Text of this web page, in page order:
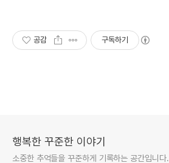
공감 구독하기
행복한 꾸준한 이야기
소중한 추억들을 꾸준하게 기록하는 공간입니다.